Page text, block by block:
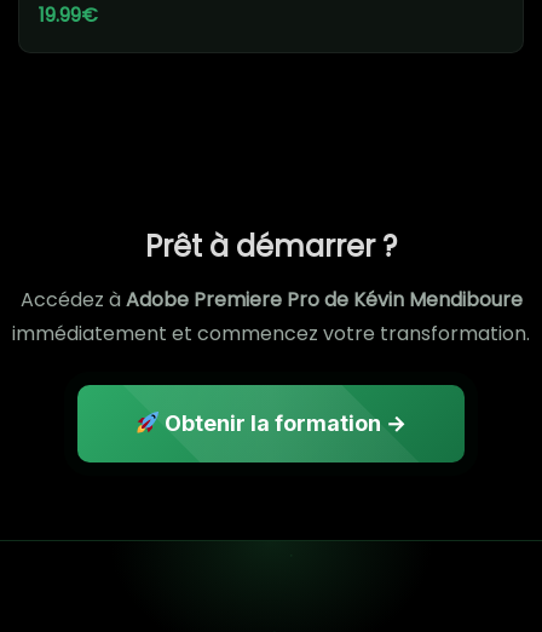
19.99€
Prêt à démarrer ?
Accédez àAdobe Premiere Pro de Kévin Mendiboure
immédiatement et commencez votre transformation.
Obtenir la formation →